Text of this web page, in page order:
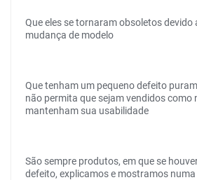
Que eles se tornaram obsoletos devido
mudança de modelo
Que tenham um pequeno defeito
não permita que sejam vendidos como
mantenham sua usabilidade
São sempre produtos, em que se
defeito, explicamos e mostramos